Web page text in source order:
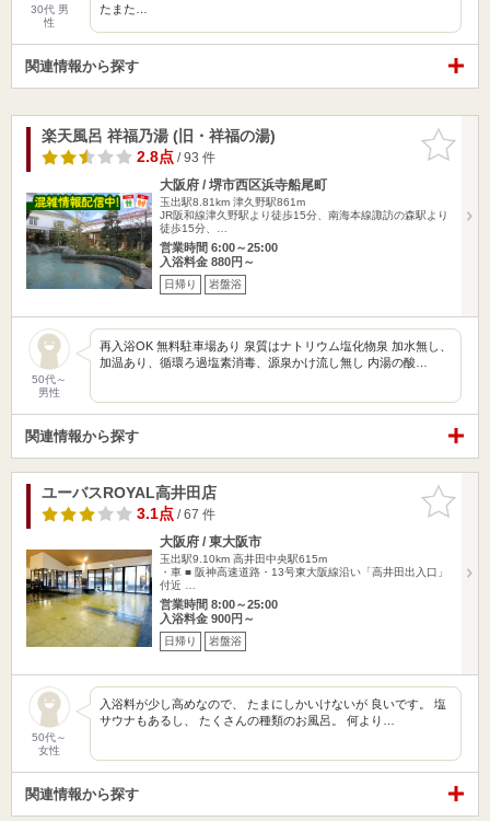
30代 男
性
たまた…
関連情報から探す
お気に入
りに追加
楽天風呂 祥福乃湯 (旧・祥福の湯)
2.8点/ 93 件
大阪府 / 堺市西区浜寺船尾町
玉出駅8.81km 津久野駅861m
JR阪和線津久野駅より徒歩15分、南海本線諏訪の森駅より
徒歩15分、…
営業時間 6:00～25:00
入浴料金 880円～
日帰り 岩盤浴
50代～
男性
再入浴OK 無料駐車場あり 泉質はナトリウム塩化物泉 加水無し、
加温あり、循環ろ過塩素消毒、源泉かけ流し無し 内湯の酸…
関連情報から探す
お気に入
りに追加
ユーバスROYAL高井田店
3.1点/ 67 件
大阪府 / 東大阪市
玉出駅9.10km 高井田中央駅615m
・車 ■ 阪神高速道路・13号東大阪線沿い「高井田出入口」
付近 …
営業時間 8:00～25:00
入浴料金 900円～
日帰り 岩盤浴
50代～
女性
入浴料が少し高めなので、 たまにしかいけないが 良いです。 塩
サウナもあるし、 たくさんの種類のお風呂。 何より…
関連情報から探す